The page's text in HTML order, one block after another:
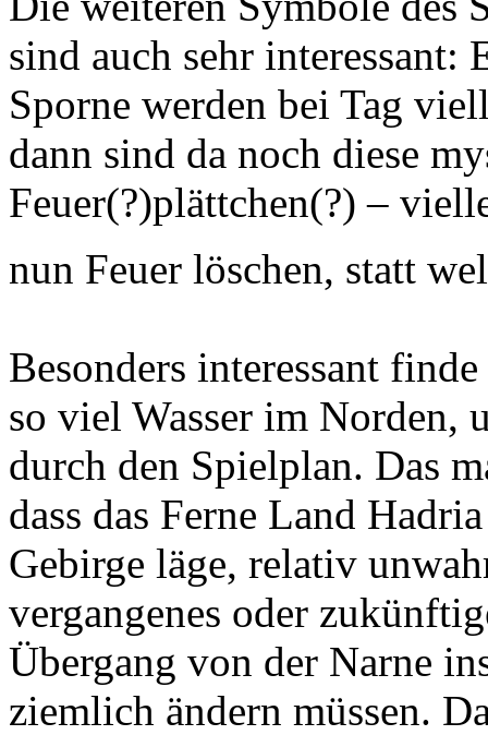
sind auch sehr interessant:
Sporne werden bei Tag
dann sind da noch diese
Feuer(?)plättchen(?) –
nun Feuer löschen, statt
Besonders interessant
so viel Wasser im Norden,
durch den Spielplan. Das
dass das Ferne Land
Gebirge läge, relativ
vergangenes oder
Übergang von der Narne
ziemlich ändern müssen.